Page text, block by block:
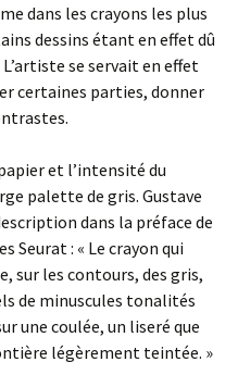
dans les crayons les plus
dessins étant en effet dû
se servait en effet
certaines parties, donner
et l’intensité du
palette de gris. Gustave
dans la préface de
Seurat : « Le crayon qui
sur les contours, des gris,
de minuscules tonalités
une coulée, un liseré que
légèrement teintée. »